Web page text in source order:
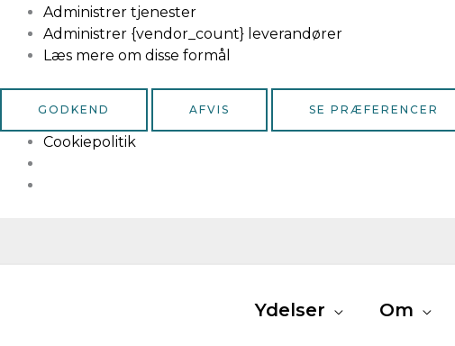
Administrer tjenester
Administrer {vendor_count} leverandører
Læs mere om disse formål
GODKEND AFVIS SE PRÆFERENCER
Cookiepolitik
Ydelser Om